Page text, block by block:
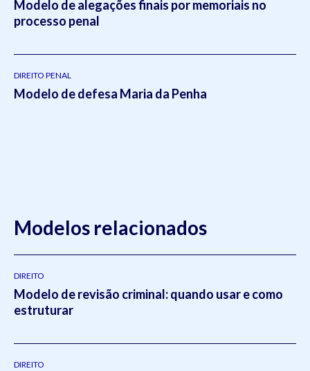
Modelo de alegações finais por memoriais no
processo penal
DIREITO PENAL
Modelo de defesa Maria da Penha
Modelos relacionados
DIREITO
Modelo de revisão criminal: quando usar e como
estruturar
DIREITO